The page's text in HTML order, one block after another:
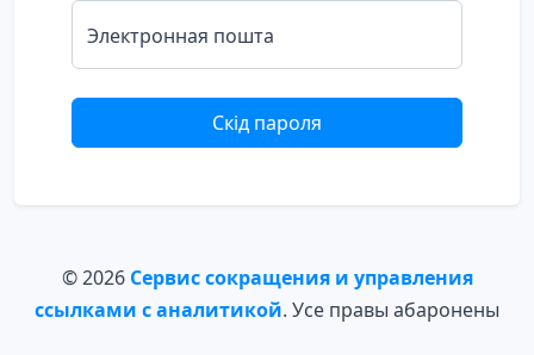
Электронная пошта
Скід пароля
© 2026 Сервис сокращения и управления
ссылками с аналитикой. Усе правы абаронены